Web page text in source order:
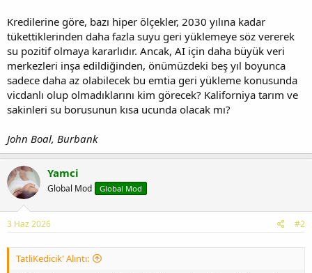
Kredilerine göre, bazı hiper ölçekler, 2030 yılına kadar
tükettiklerinden daha fazla suyu geri yüklemeye söz vererek
su pozitif olmaya kararlıdır. Ancak, AI için daha büyük veri
merkezleri inşa edildiğinden, önümüzdeki beş yıl boyunca
sadece daha az olabilecek bu emtia geri yükleme konusunda
vicdanlı olup olmadıklarını kim görecek? Kaliforniya tarım ve
sakinleri su borusunun kısa ucunda olacak mı?
John Boal, Burbank
Yamci
Global Mod Global Mod
3 Haz 2026 #2
TatliKedicik' Alıntı: